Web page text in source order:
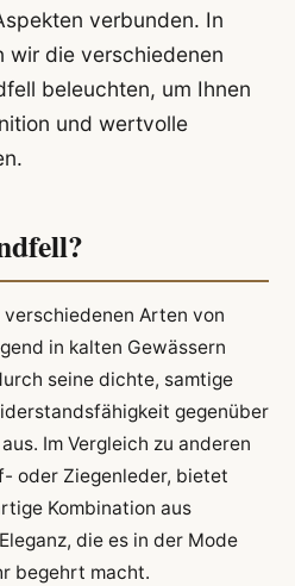
verbunden. In
wir die verschiedenen
beleuchten, um Ihnen
und wertvolle
Arten von
in kalten Gewässern
seine dichte, samtige
gegenüber
Im Vergleich zu anderen
oder Ziegenleder, bietet
Kombination aus
die es in der Mode
begehrt macht.